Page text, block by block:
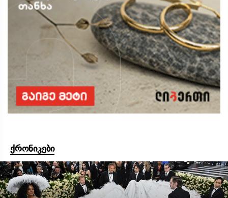
ქრონიკები